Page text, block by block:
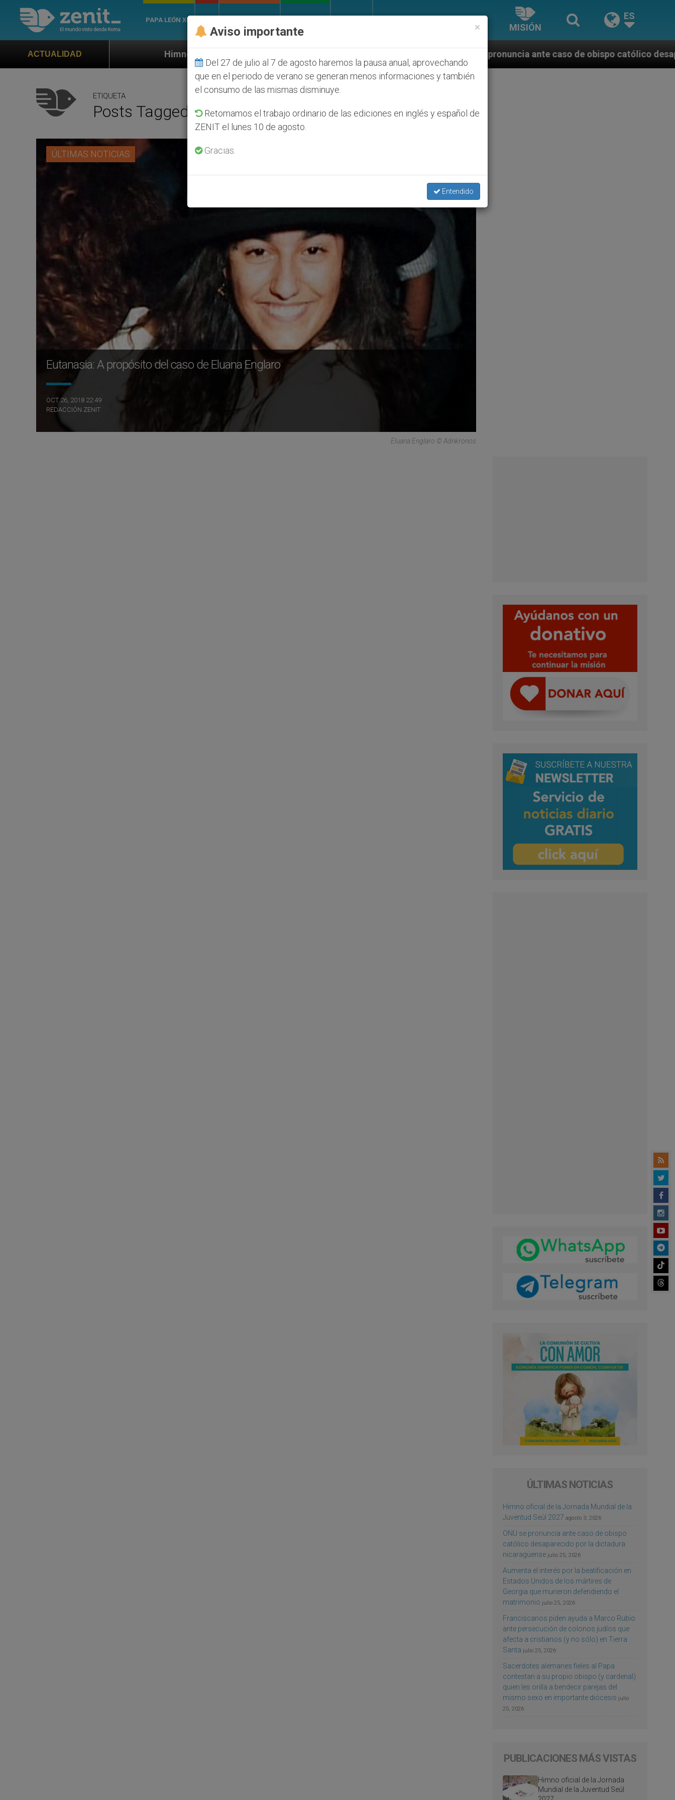
PAPA LEÓN XIV
MISIÓN
ES
ACTUALIDADHimno oficial de la Jornada Mundial de la Juventud Seúl 2027 ONU se pronuncia ante caso de obispo católico desaparecido por la
ETIQUETA
Posts Tagged ‘Eluana Englaro’
ÚLTIMAS NOTICIAS
Eutanasia: A propósito del caso de Eluana Englaro
OCT 26, 2018 22:49
REDACCIÓN ZENIT
Eluana Englaro © Adnkronos
ÚLTIMAS NOTICIAS
Himno oficial de la Jornada Mundial de la
Juventud Seúl 2027 agosto 3, 2026
ONU se pronuncia ante caso de obispo
católico desaparecido por la dictadura
nicaragüense julio 25, 2026
Aumenta el interés por la beatificación en
Estados Unidos de los mártires de
Georgia que murieron defendiendo el
matrimonio julio 25, 2026
Franciscanos piden ayuda a Marco Rubio
ante persecución de colonos judíos que
afecta a cristianos (y no sólo) en Tierra
Santa julio 25, 2026
Sacerdotes alemanes fieles al Papa
contestan a su propio obispo (y cardenal)
quien les orilla a bendecir parejas del
mismo sexo en importante diócesis julio
25, 2026
PUBLICACIONES MÁS VISTAS
Himno oficial de la Jornada
Mundial de la Juventud Seúl
×
Aviso importante
Del 27 de julio al 7 de agosto haremos la pausa anual, aprovechando
que en el periodo de verano se generan menos informaciones y también
el consumo de las mismas disminuye.
Retomamos el trabajo ordinario de las ediciones en inglés y español de
ZENIT el lunes 10 de agosto.
Gracias.
Entendido